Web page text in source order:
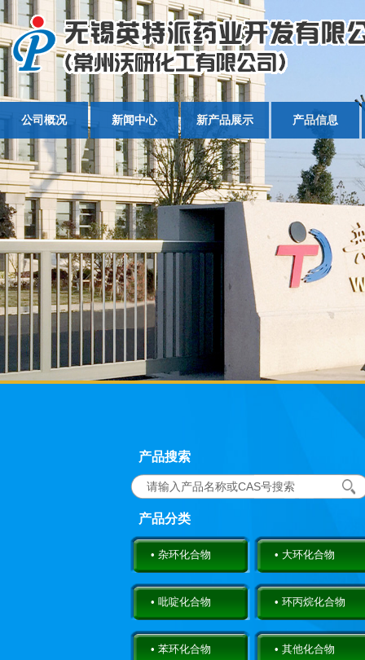
公司概况 新闻中心 新产品展示 产品信息
产品搜索
产品分类
• 杂环化合物 • 大环化合物
• 吡啶化合物 • 环丙烷化合物
• 苯环化合物 • 其他化合物
40296-46-6
4,6-二氯烟酸